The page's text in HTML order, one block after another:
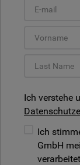
Ich verstehe
Ich
GmbH